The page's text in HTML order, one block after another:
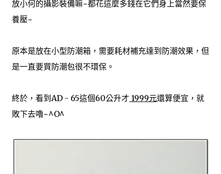
to others, and how we keep it secure. We take your
privacy seriously and take measures to provide all
secure environment. Cookies Walk In The Cloud may
set and access Walk In The Cloud cookies on your
computer. Cookies are used to provide our system with
requesting. Cookies can be cleared at any time from
your internet browser settings. Google Analytics
When someone v...
放小何的攝影裝備嘛~都花這麼多錢在它們身上當然要保
養壓~
原本是放在小型防潮箱，需要耗材補充達到防潮效果，但
是一直要買防潮包很不環保。
終於，看到AD - 65這個60公升才 1999元還算便宜，就
敗下去嚕~^O^